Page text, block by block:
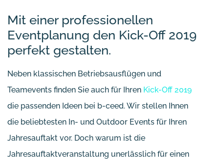
Mit einer professionellen
Eventplanung den Kick-Off 2019
perfekt gestalten.
Neben klassischen Betriebsausflügen und
Teamevents finden Sie auch für Ihren Kick-Off 2019
die passenden Ideen bei b-ceed. Wir stellen Ihnen
die beliebtesten In- und Outdoor Events für Ihren
Jahresauftakt vor. Doch warum ist die
Jahresauftaktveranstaltung unerlässlich für einen